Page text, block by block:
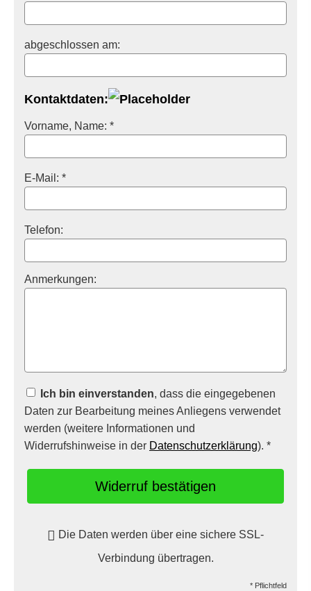
abgeschlossen am:
Kontaktdaten:
Vorname, Name: *
E-Mail: *
Telefon:
Anmerkungen:
Ich bin einverstanden, dass die eingegebenen
Daten zur Bearbeitung meines Anliegens verwendet
werden (weitere Informationen und
Widerrufshinweise in der Datenschutzerklärung). *
Widerruf bestätigen
Die Daten werden über eine sichere SSL-
Verbindung übertragen.
* Pflichtfeld